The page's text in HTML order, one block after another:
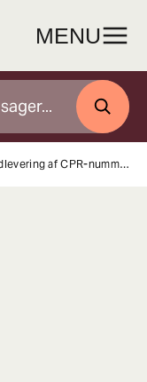
MENU
SØG
Virksomheds krav om udlevering af CPR-nummer var ulovligt